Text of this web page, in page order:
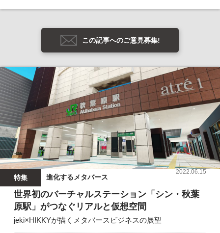
この記事へのご意見募集!
特集 進化するメタバース
2022.06.15
世界初のバーチャルステーション「シン・秋葉
原駅」がつなぐリアルと仮想空間
jeki×HIKKYが描くメタバースビジネスの展望